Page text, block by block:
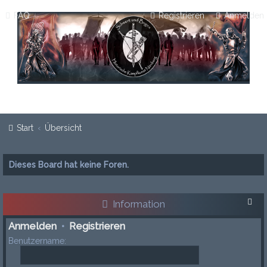
FAQ Anmelden
Registrieren
Start Übersicht
Dieses Board hat keine Foren.
Information
Anmelden • Registrieren
Benutzername: